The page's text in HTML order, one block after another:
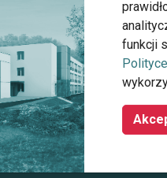
i Wsparcia dla
funkcji